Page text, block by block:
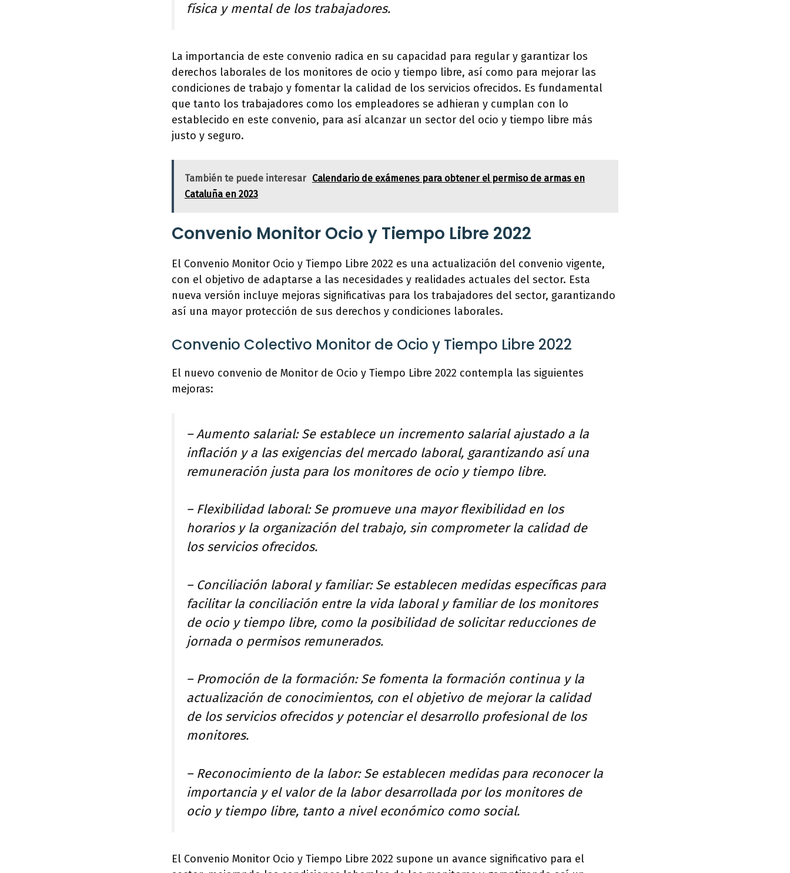
física y mental de los trabajadores.
La importancia de este convenio radica en su capacidad para regular y garantizar los
derechos laborales de los monitores de ocio y tiempo libre, así como para mejorar las
condiciones de trabajo y fomentar la calidad de los servicios ofrecidos. Es fundamental
que tanto los trabajadores como los empleadores se adhieran y cumplan con lo
establecido en este convenio, para así alcanzar un sector del ocio y tiempo libre más
justo y seguro.
También te puede interesar Calendario de exámenes para obtener el permiso de armas en
Cataluña en 2023
Convenio Monitor Ocio y Tiempo Libre 2022
El Convenio Monitor Ocio y Tiempo Libre 2022 es una actualización del convenio vigente,
con el objetivo de adaptarse a las necesidades y realidades actuales del sector. Esta
nueva versión incluye mejoras significativas para los trabajadores del sector, garantizando
así una mayor protección de sus derechos y condiciones laborales.
Convenio Colectivo Monitor de Ocio y Tiempo Libre 2022
El nuevo convenio de Monitor de Ocio y Tiempo Libre 2022 contempla las siguientes
mejoras:
– Aumento salarial: Se establece un incremento salarial ajustado a la
inflación y a las exigencias del mercado laboral, garantizando así una
remuneración justa para los monitores de ocio y tiempo libre.
– Flexibilidad laboral: Se promueve una mayor flexibilidad en los
horarios y la organización del trabajo, sin comprometer la calidad de
los servicios ofrecidos.
– Conciliación laboral y familiar: Se establecen medidas específicas para
facilitar la conciliación entre la vida laboral y familiar de los monitores
de ocio y tiempo libre, como la posibilidad de solicitar reducciones de
jornada o permisos remunerados.
– Promoción de la formación: Se fomenta la formación continua y la
actualización de conocimientos, con el objetivo de mejorar la calidad
de los servicios ofrecidos y potenciar el desarrollo profesional de los
monitores.
– Reconocimiento de la labor: Se establecen medidas para reconocer la
importancia y el valor de la labor desarrollada por los monitores de
ocio y tiempo libre, tanto a nivel económico como social.
El Convenio Monitor Ocio y Tiempo Libre 2022 supone un avance significativo para el